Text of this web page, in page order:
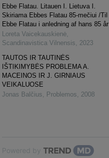
Ebbe Flatau. Litauen I. Lietuva I.
Skiriama Ebbes Flatau 85-mečiui /Til
Ebbe Flatau i anledning af hans 85 år
Loreta Vaicekauskienė
Scandinavistica Vilnensis
2023
TAUTOS IR TAUTINĖS
IŠTIKIMYBĖS PROBLEMA A.
MACEINOS IR J. GIRNIAUS
VEIKALUOSE
Jonas Balčius
Problemos 2008
Powered by